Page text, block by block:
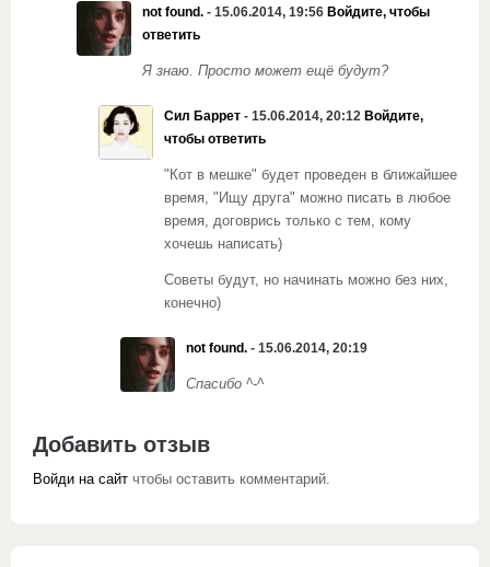
not found. - 15.06.2014, 19:56 Войдите, чтобы
ответить
Я знаю. Просто может ещё будут?
Сил Баррет - 15.06.2014, 20:12 Войдите,
чтобы ответить
"Кот в мешке" будет проведен в ближайшее
время, "Ищу друга" можно писать в любое
время, договрись только с тем, кому
хочешь написать)
Советы будут, но начинать можно без них,
конечно)
not found. - 15.06.2014, 20:19
Спасибо ^-^
Добавить отзыв
Войди на сайт чтобы оставить комментарий.